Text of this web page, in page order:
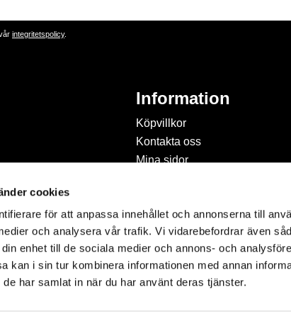
cookies
för att anpassa innehållet och annonserna till
och analysera vår trafik. Vi vidarebefordrar även
enhet till de sociala medier och annons- och
kan i sin tur kombinera informationen med annan
har samlat in när du har använt deras tjänster.
integritetspolicy.
Information
Köpvillkor
Kontakta oss
Mina sidor
cookies
Inspiration & Passion